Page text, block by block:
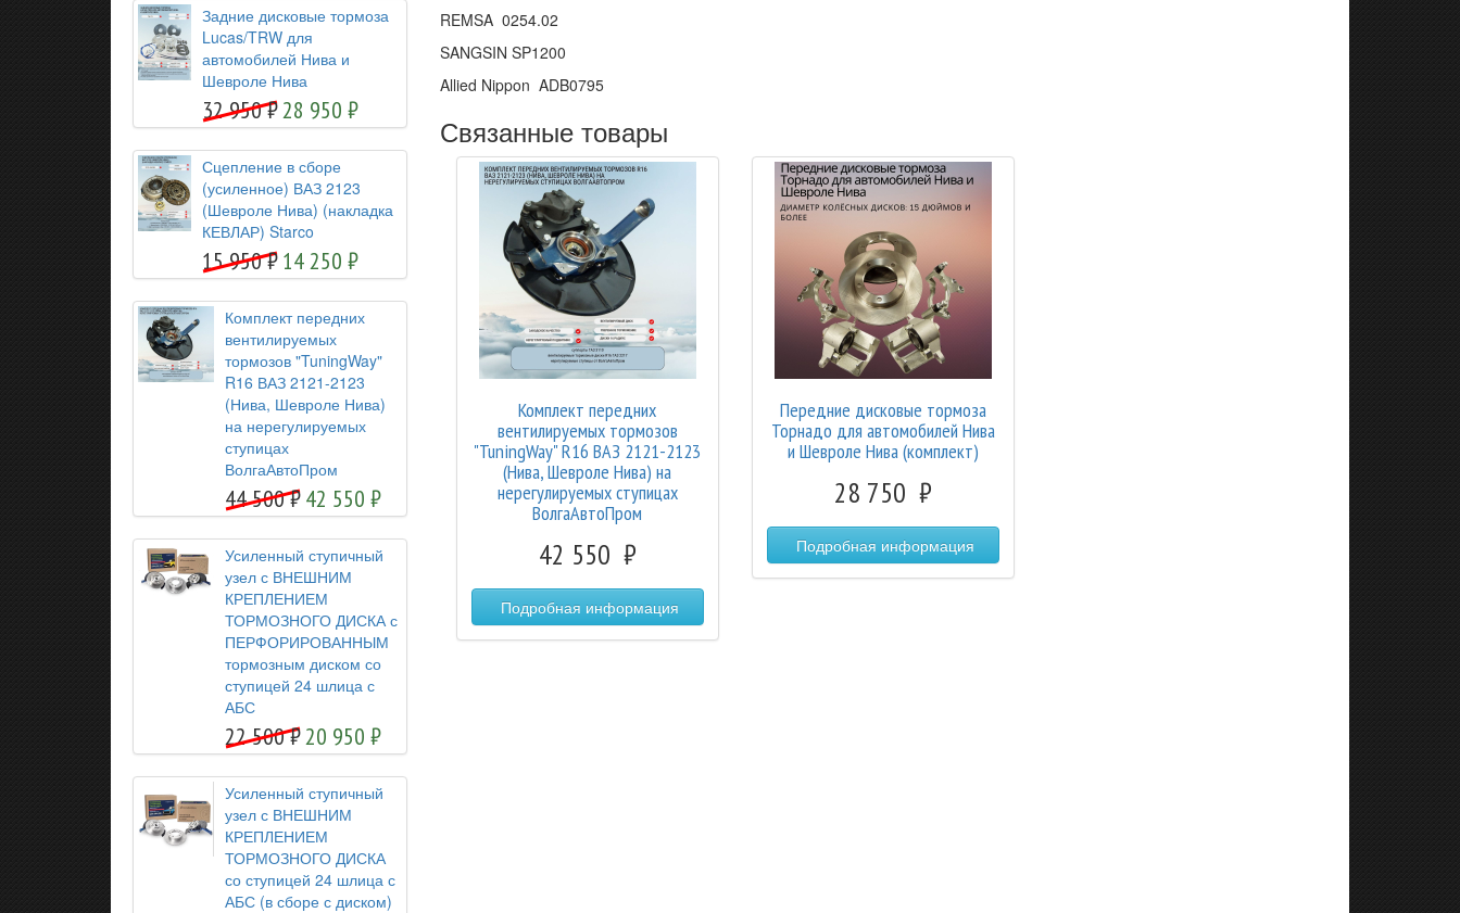
Задние дисковые тормоза
Lucas/TRW для
автомобилей Нива и
Шевроле Нива
32 950 28 950
Сцепление в сборе
(усиленное) ВАЗ 2123
(Шевроле Нива) (накладка
КЕВЛАР) Starco
15 950 14 250
Комплект передних
вентилируемых
тормозов "TuningWay"
R16 ВАЗ 2121-2123
(Нива, Шевроле Нива)
на нерегулируемых
ступицах
ВолгаАвтоПром
44 500 42 550
Усиленный ступичный
узел с ВНЕШНИМ
КРЕПЛЕНИЕМ
ТОРМОЗНОГО ДИСКА с
ПЕРФОРИРОВАННЫМ
тормозным диском со
ступицей 24 шлица с
АБС
22 500 20 950
Усиленный ступичный
узел с ВНЕШНИМ
КРЕПЛЕНИЕМ
ТОРМОЗНОГО ДИСКА
со ступицей 24 шлица с
АБС (в сборе с диском)
REMSA 0254.02
SANGSIN SP1200
Allied Nippon ADB0795
Связанные товары
Комплект передних
вентилируемых тормозов
"TuningWay" R16 ВАЗ 2121-2123
(Нива, Шевроле Нива) на
нерегулируемых ступицах
ВолгаАвтоПром
42 550
Подробная информация
Передние дисковые тормоза
Торнадо для автомобилей Нива
и Шевроле Нива (комплект)
28 750
Подробная информация